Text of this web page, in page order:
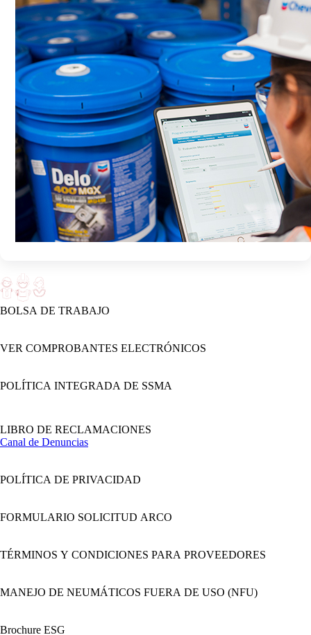
BOLSA DE TRABAJO
VER COMPROBANTES ELECTRÓNICOS
POLÍTICA INTEGRADA DE SSMA
LIBRO DE RECLAMACIONES
Canal de Denuncias
POLÍTICA DE PRIVACIDAD
FORMULARIO SOLICITUD ARCO
TÉRMINOS Y CONDICIONES PARA PROVEEDORES
MANEJO DE NEUMÁTICOS FUERA DE USO (NFU)
Brochure ESG